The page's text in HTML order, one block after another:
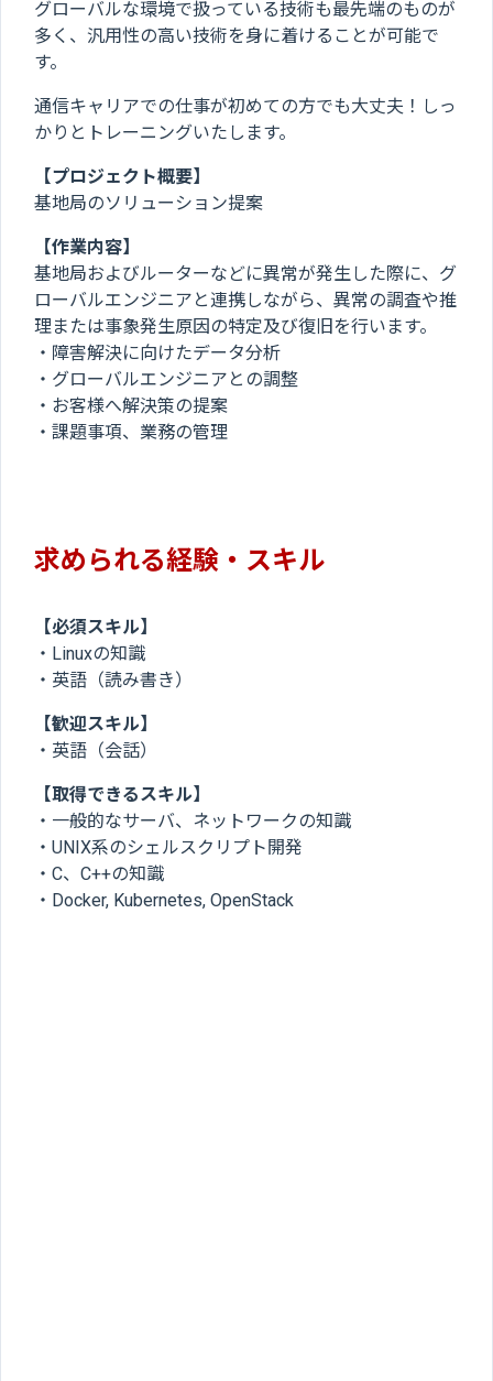
グローバルな環境で扱っている技術も最先端のものが
多く、汎用性の高い技術を身に着けることが可能で
す。
通信キャリアでの仕事が初めての方でも大丈夫！しっ
かりとトレーニングいたします。
【プロジェクト概要】
基地局のソリューション提案
【作業内容】
基地局およびルーターなどに異常が発生した際に、グ
ローバルエンジニアと連携しながら、異常の調査や推
理または事象発生原因の特定及び復旧を行います。
・障害解決に向けたデータ分析
・グローバルエンジニアとの調整
・お客様へ解決策の提案
・課題事項、業務の管理
求められる経験・スキル
【必須スキル】
・Linuxの知識
・英語（読み書き）
【歓迎スキル】
・英語（会話）
【取得できるスキル】
・一般的なサーバ、ネットワークの知識
・UNIX系のシェルスクリプト開発
・C、C++の知識
・Docker, Kubernetes, OpenStack